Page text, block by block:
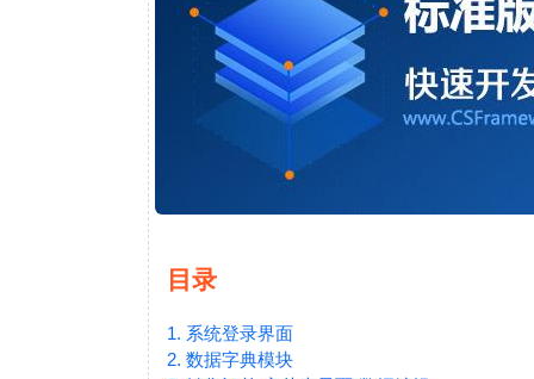
目录
1. 系统登录界面
2. 数据字典模块